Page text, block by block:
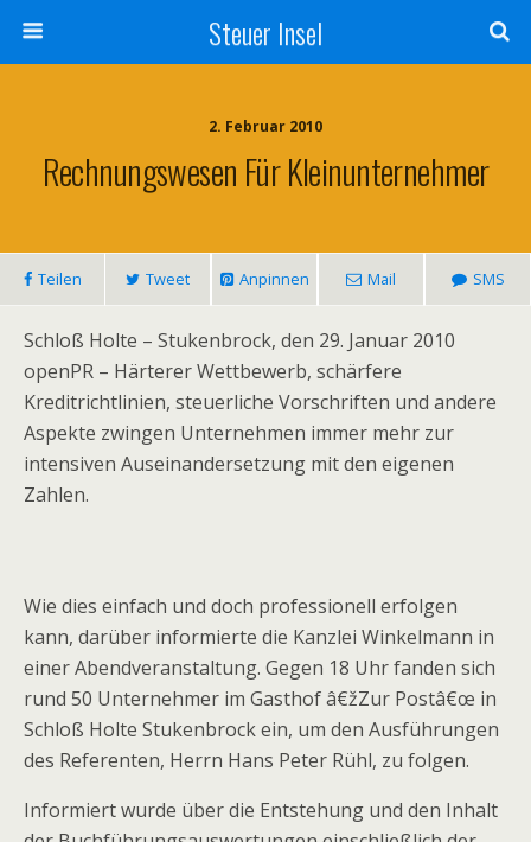
Steuer Insel
2. Februar 2010
Rechnungswesen Für Kleinunternehmer
Teilen Tweet Anpinnen Mail SMS
Schloß Holte – Stukenbrock, den 29. Januar 2010
openPR – Härterer Wettbewerb, schärfere
Kreditrichtlinien, steuerliche Vorschriften und andere
Aspekte zwingen Unternehmen immer mehr zur
intensiven Auseinandersetzung mit den eigenen
Zahlen.
Wie dies einfach und doch professionell erfolgen
kann, darüber informierte die Kanzlei Winkelmann in
einer Abendveranstaltung. Gegen 18 Uhr fanden sich
rund 50 Unternehmer im Gasthof â€žZur Postâ€œ in
Schloß Holte Stukenbrock ein, um den Ausführungen
des Referenten, Herrn Hans Peter Rühl, zu folgen.
Informiert wurde über die Entstehung und den Inhalt